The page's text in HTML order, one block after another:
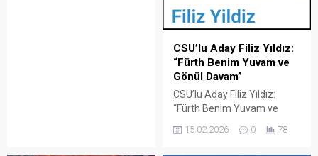
CSU’lu Aday Filiz Yıldız:
“Fürth Benim Yuvam ve
Gönül Davam”
CSU’lu Aday Filiz Yıldız:
“Fürth Benim Yuvam ve
Gönül Davam” Almanya’nın
Bavyera Eyaleti’nde 8
15.02.2026 0 78